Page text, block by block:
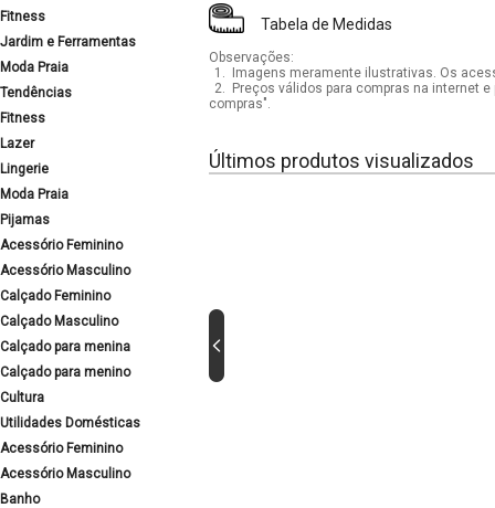
Fitness
Jardim e Ferramentas
Moda Praia
Tendências
Fitness
Lazer
Lingerie
Moda Praia
Pijamas
Acessório Feminino
Acessório Masculino
Calçado Feminino
Calçado Masculino
Calçado para menina
Calçado para menino
Cultura
Utilidades Domésticas
Acessório Feminino
Acessório Masculino
Banho
Tabela de Medidas
Observações:
1.
Imagens meramente ilustrativas. Os
2.
Preços válidos para compras na internet
compras".
Últimos produtos visualizados